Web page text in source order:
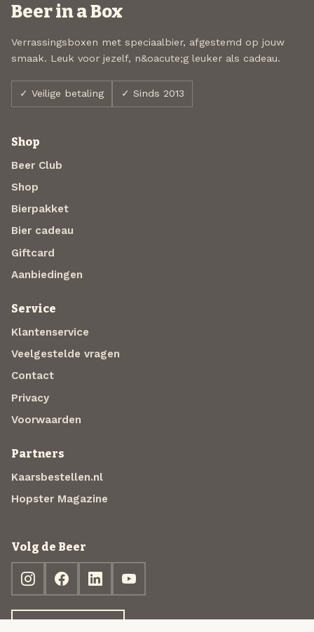
Beer in a Box
Verrassingsboxen met speciaalbier, afgestemd op jouw
smaak. Leuk voor jezelf, n&oacute;g leuker als cadeau.
✓ Veilige betaling ✓ Sinds 2013
Shop
Beer Club
Shop
Bierpakket
Bier cadeau
Giftcard
Aanbiedingen
Service
Klantenservice
Veelgestelde vragen
Contact
Privacy
Voorwaarden
Partners
Kaarsbestellen.nl
Hopster Magazine
Volg de Beer